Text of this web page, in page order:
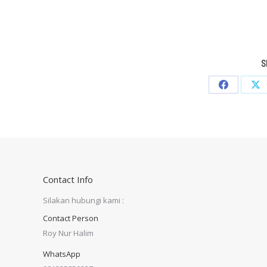
Share
Contact Info
Silakan hubungi kami :
Contact Person
Roy Nur Halim
WhatsApp